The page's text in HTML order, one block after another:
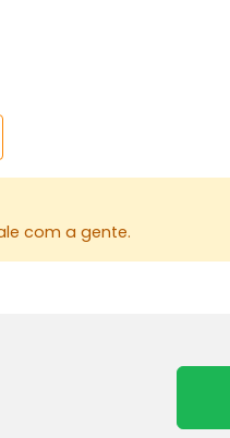
com a gente.